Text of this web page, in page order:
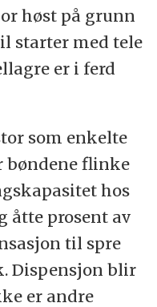
høst på grunn
starter med tele
er i ferd
som enkelte
bøndene flinke
hos
åtte prosent av
til spre
Dispensjon blir
er andre